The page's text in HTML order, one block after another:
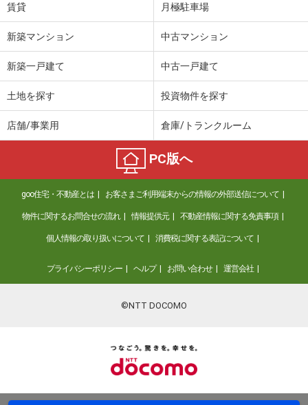
賃貸 月極駐車場
新築マンション 中古マンション
新築一戸建て 中古一戸建て
土地を探す 投資物件を探す
店舗/事業用 倉庫/トランクルーム
PC版へ
goo住宅・不動産とは お客さまご利用端末からの情報の外部送信について
物件に関するお問合せの流れ 情報提供元 不動産情報に関する免責事項
個人情報の取り扱いについて 消費税に関する表記について
プライバシーポリシー ヘルプ お問い合わせ 運営会社
©NTT DOCOMO